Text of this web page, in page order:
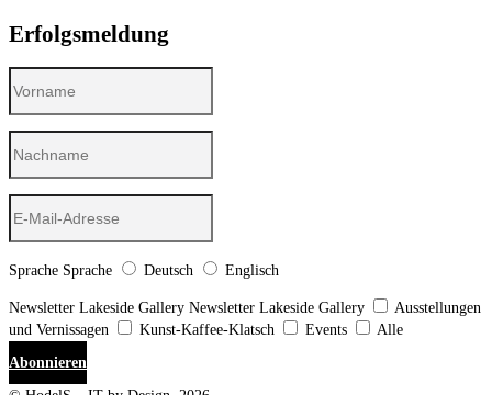
Erfolgsmeldung
Sprache Sprache Deutsch Englisch
Newsletter Lakeside Gallery Newsletter Lakeside Gallery
Ausstellungen
und Vernissagen
Kunst-Kaffee-Klatsch Events
Alle
Abonnieren